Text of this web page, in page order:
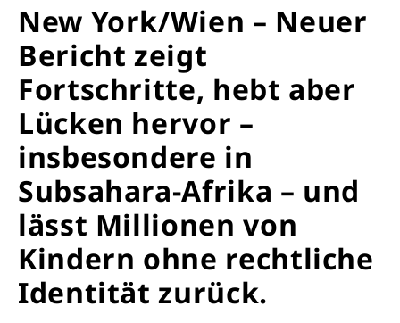
New York/Wien – Neuer
Bericht zeigt
Fortschritte, hebt aber
Lücken hervor –
insbesondere in
Subsahara-Afrika – und
lässt Millionen von
Kindern ohne rechtliche
Identität zurück.